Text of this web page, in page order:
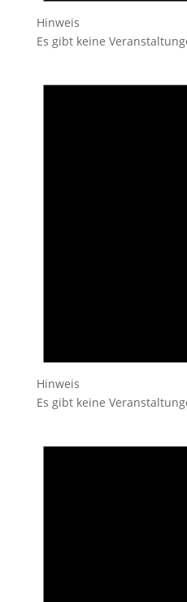
Hinweis
Es gibt keine
Hinweis
Es gibt keine